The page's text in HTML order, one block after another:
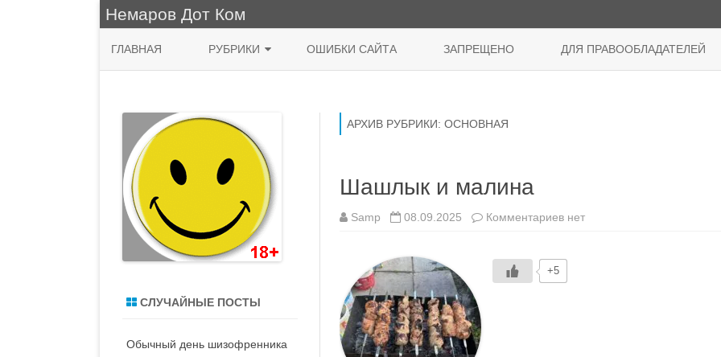
Немаров Дот Ком
содержимому
ГЛАВНАЯ РУБРИКИ
КУХНЯ
ПРИРОДА
ЖИВОПИСЬ
СИСАДМИН
ВОДЯТЛЫ
ОШИБКИ САЙТА ЗАПРЕЩЕНО ДЛЯ ПРАВООБЛАДАТЕЛЕЙ
АРХИВ РУБРИКИ:ОСНОВНАЯ
Шашлык и малина
Samp 08.09.2025 Комментариевк
малина
нет
+5
СЛУЧАЙНЫЕ ПОСТЫ
Обычный день шизофренника